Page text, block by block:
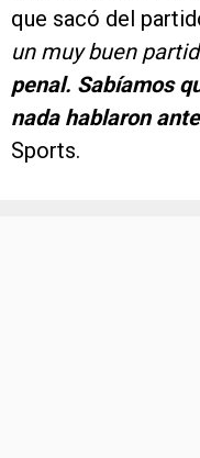
que sacó del
un muy buen
penal. Sabíamos
nada hablaron
Sports.